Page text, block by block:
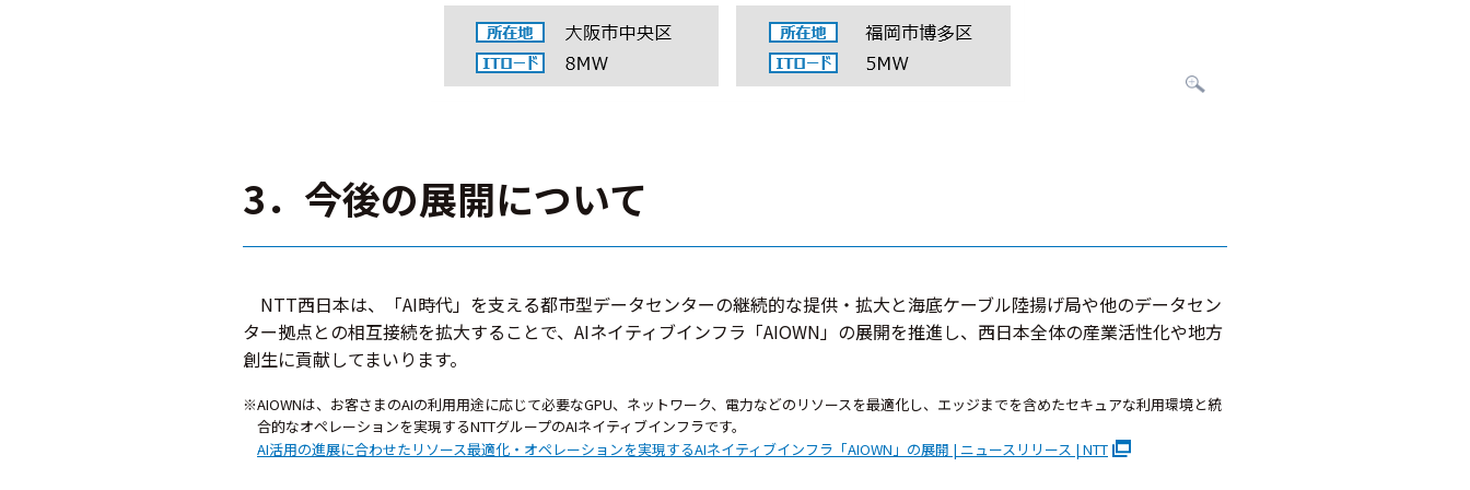
3．今後の展開について
NTT西日本は、「AI時代」を支える都市型データセンターの継続的な提供・拡大と海底ケーブル陸揚げ局や他のデータセン
ター拠点との相互接続を拡大することで、AIネイティブインフラ「AIOWN」の展開を推進し、西日本全体の産業活性化や地方
創生に貢献してまいります。
※AIOWNは、お客さまのAIの利用用途に応じて必要なGPU、ネットワーク、電力などのリソースを最適化し、エッジまでを含めたセキュアな利用環境と統
合的なオペレーションを実現するNTTグループのAIネイティブインフラです。
AI活用の進展に合わせたリソース最適化・オペレーションを実現するAIネイティブインフラ「AIOWN」の展開 | ニュースリリース | NTT